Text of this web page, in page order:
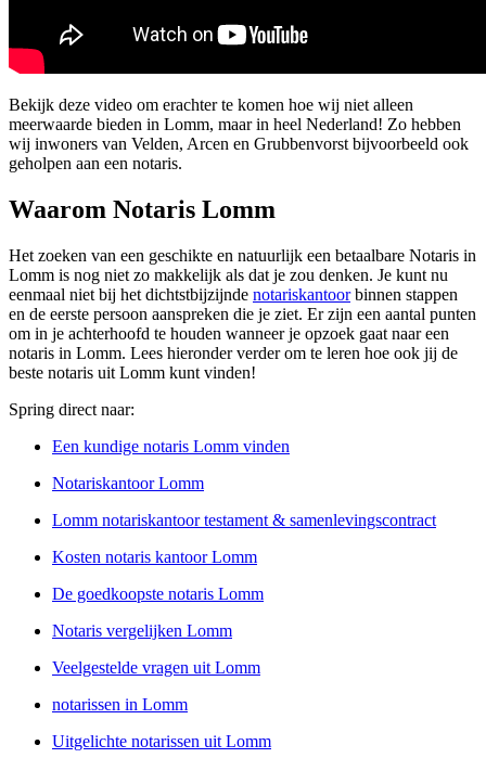
Bekijk deze video om erachter te komen hoe wij niet alleen
meerwaarde bieden in Lomm, maar in heel Nederland! Zo hebben
wij inwoners van Velden, Arcen en Grubbenvorst bijvoorbeeld ook
geholpen aan een notaris.
Waarom Notaris Lomm
Het zoeken van een geschikte en natuurlijk een betaalbare Notaris in
Lomm is nog niet zo makkelijk als dat je zou denken. Je kunt nu
eenmaal niet bij het dichtstbijzijnde notariskantoorbinnen stappen
en de eerste persoon aanspreken die je ziet. Er zijn een aantal punten
om in je achterhoofd te houden wanneer je opzoek gaat naar een
notaris in Lomm. Lees hieronder verder om te leren hoe ook jij de
beste notaris uit Lomm kunt vinden!
Spring direct naar:
Een kundige notaris Lomm vinden
Notariskantoor Lomm
Lomm notariskantoor testament & samenlevingscontract
Kosten notaris kantoor Lomm
De goedkoopste notaris Lomm
Notaris vergelijken Lomm
Veelgestelde vragen uit Lomm
notarissen in Lomm
Uitgelichte notarissen uit Lomm